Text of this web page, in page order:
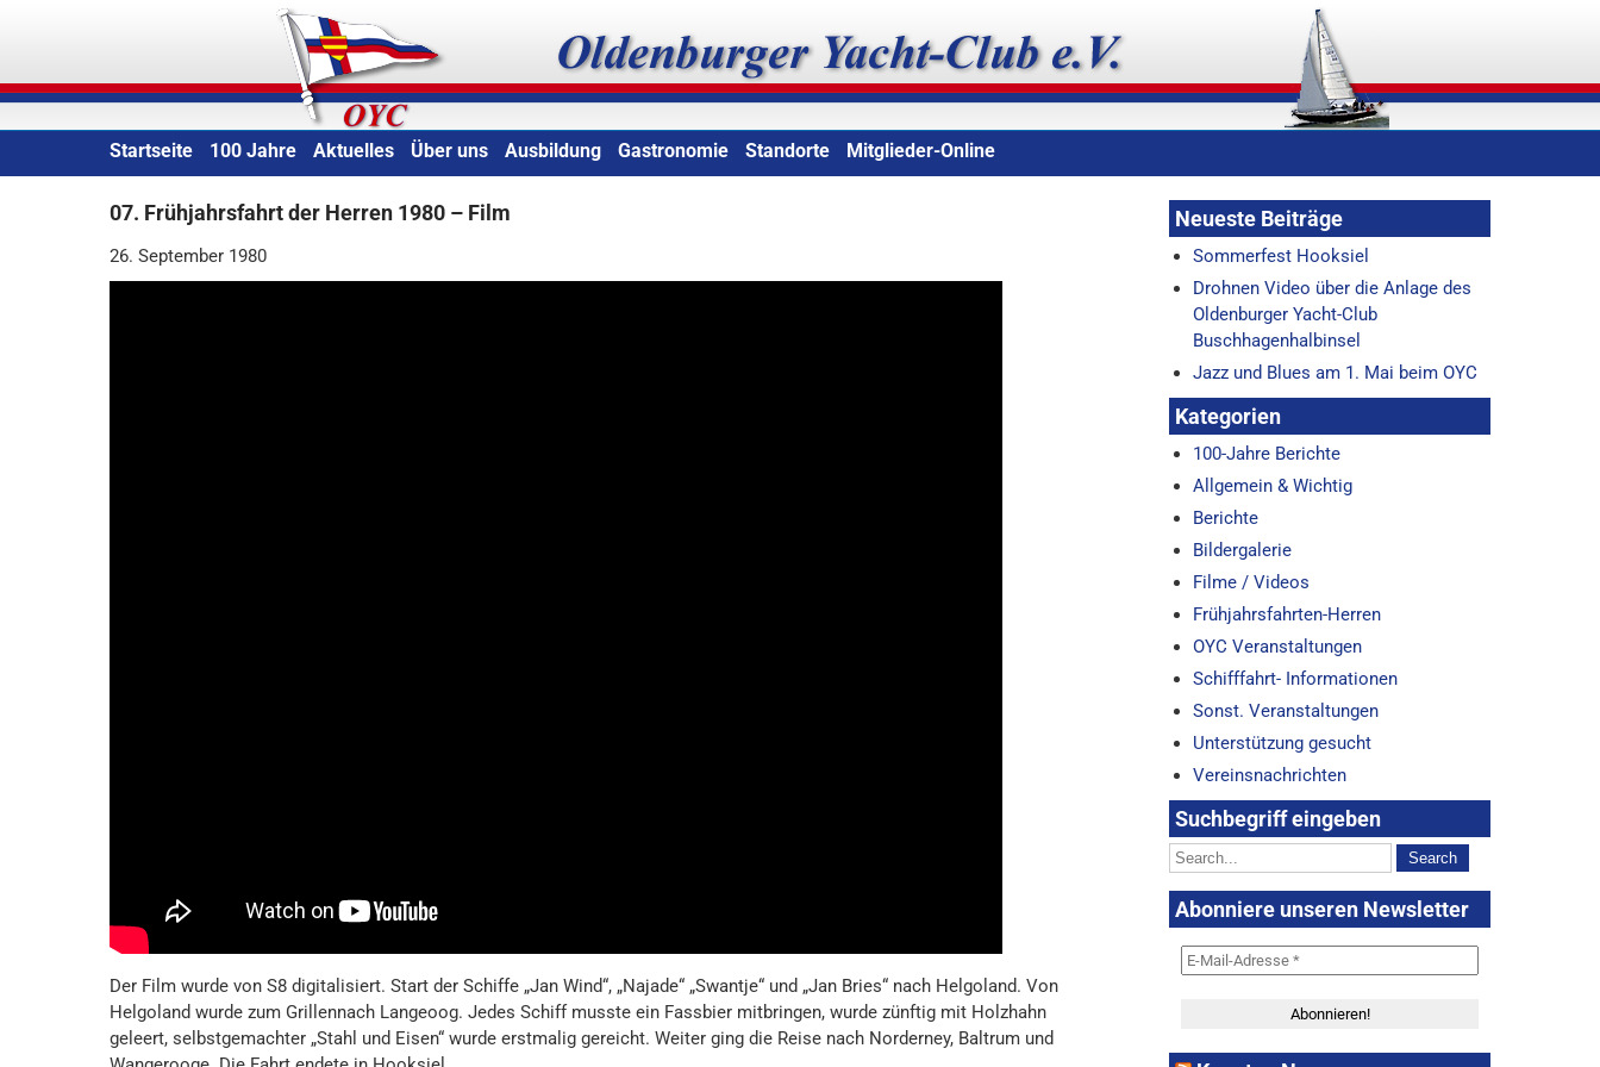
Oldenburger Yacht-Club e.V.
Startseite 100 Jahre Aktuelles Über uns Ausbildung Gastronomie Standorte Mitglieder-Online
07. Frühjahrsfahrt der Herren 1980 – Film
26. September 1980
Der Film wurde von S8 digitalisiert. Start der Schiffe „Jan Wind“, „Najade“ „Swantje“ und „Jan Bries“ nach Helgoland. Von
Helgoland wurde zum Grillennach Langeoog. Jedes Schiff musste ein Fassbier mitbringen, wurde zünftig mit Holzhahn
geleert, selbstgemachter „Stahl und Eisen“ wurde erstmalig gereicht. Weiter ging die Reise nach Norderney, Baltrum und
Neueste Beiträge
Sommerfest Hooksiel
Drohnen Video über die Anlage des
Oldenburger Yacht-Club
Buschhagenhalbinsel
Jazz und Blues am 1. Mai beim OYC
Kategorien
100-Jahre Berichte
Allgemein & Wichtig
Berichte
Bildergalerie
Filme / Videos
Frühjahrsfahrten-Herren
OYC Veranstaltungen
Schifffahrt- Informationen
Sonst. Veranstaltungen
Unterstützung gesucht
Vereinsnachrichten
Suchbegriff eingeben
Abonniere unseren Newsletter